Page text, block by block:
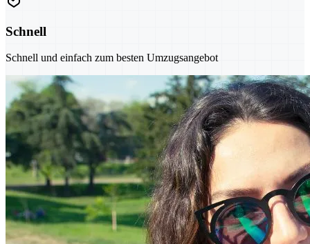
Schnell
Schnell und einfach zum besten Umzugsangebot